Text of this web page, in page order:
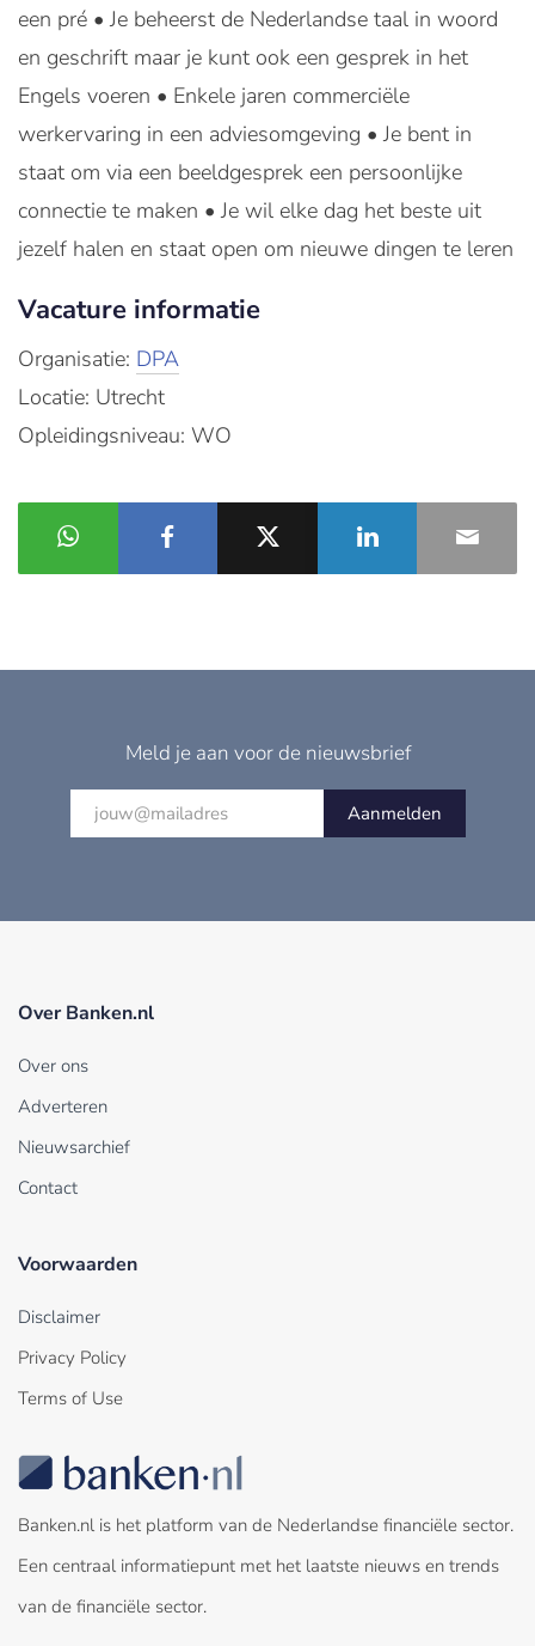
een pré • Je beheerst de Nederlandse taal in woord
en geschrift maar je kunt ook een gesprek in het
Engels voeren • Enkele jaren commerciële
werkervaring in een adviesomgeving • Je bent in
staat om via een beeldgesprek een persoonlijke
connectie te maken • Je wil elke dag het beste uit
jezelf halen en staat open om nieuwe dingen te leren
Vacature informatie
Organisatie: DPA
Locatie: Utrecht
Opleidingsniveau: WO
Meld je aan voor de nieuwsbrief
Aanmelden
Over Banken.nl
Over ons
Adverteren
Nieuwsarchief
Contact
Voorwaarden
Disclaimer
Privacy Policy
Terms of Use
Banken.nl is het platform van de Nederlandse financiële sector.
Een centraal informatiepunt met het laatste nieuws en trends
van de financiële sector.